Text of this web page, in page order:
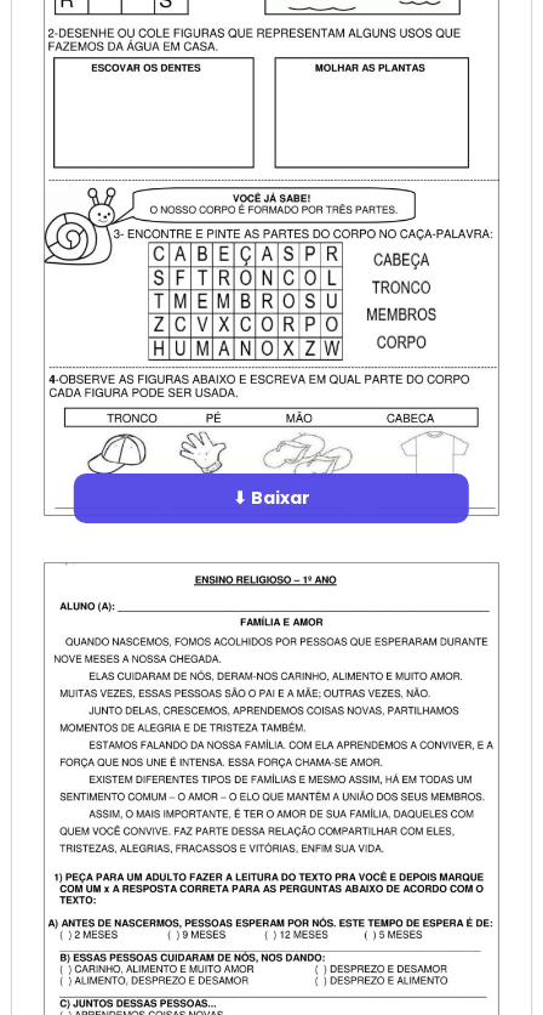
⬇ Baixar